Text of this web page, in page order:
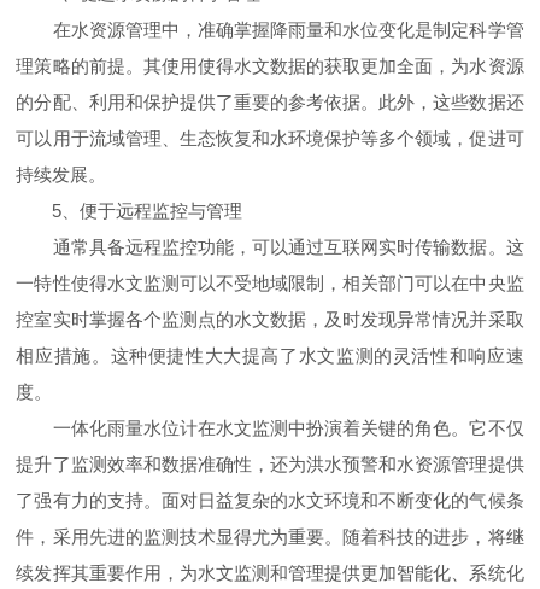
在水资源管理中，准确掌握降雨量和水位变化是制定科学管
理策略的前提。其使用使得水文数据的获取更加全面，为水资源
的分配、利用和保护提供了重要的参考依据。此外，这些数据还
可以用于流域管理、生态恢复和水环境保护等多个领域，促进可
持续发展。
5、便于远程监控与管理
通常具备远程监控功能，可以通过互联网实时传输数据。这
一特性使得水文监测可以不受地域限制，相关部门可以在中央监
控室实时掌握各个监测点的水文数据，及时发现异常情况并采取
相应措施。这种便捷性大大提高了水文监测的灵活性和响应速
度。
一体化雨量水位计在水文监测中扮演着关键的角色。它不仅
提升了监测效率和数据准确性，还为洪水预警和水资源管理提供
了强有力的支持。面对日益复杂的水文环境和不断变化的气候条
件，采用先进的监测技术显得尤为重要。随着科技的进步，将继
续发挥其重要作用，为水文监测和管理提供更加智能化、系统化